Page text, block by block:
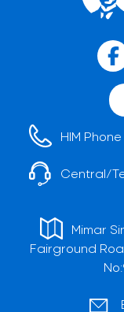
HIM Phone
Central/
Mimar
Fairground